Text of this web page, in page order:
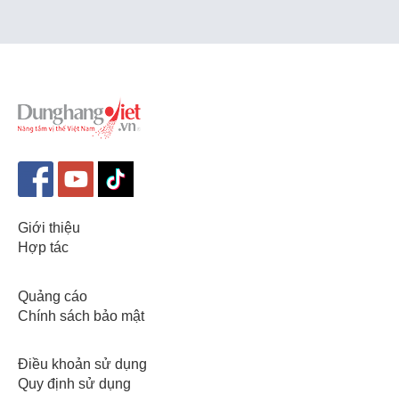
Giới thiệu
Hợp tác
Quảng cáo
Chính sách bảo mật
Điều khoản sử dụng
Quy định sử dụng